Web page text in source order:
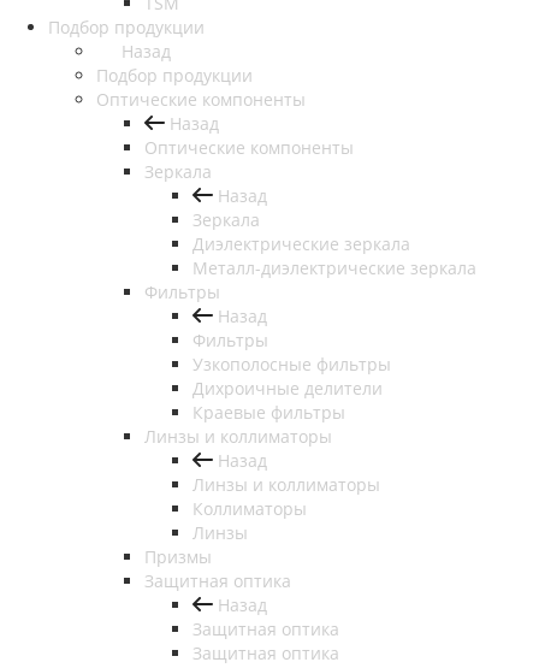
Подбор продукции
Назад
Подбор продукции
Оптические компоненты
Назад
Оптические компоненты
Зеркала
Назад
Зеркала
Диэлектрические зеркала
Металл-диэлектрические зеркала
Фильтры
Назад
Фильтры
Узкополосные фильтры
Дихроичные делители
Краевые фильтры
Линзы и коллиматоры
Назад
Линзы и коллиматоры
Коллиматоры
Линзы
Призмы
Защитная оптика
Назад
Защитная оптика
Защитная оптика